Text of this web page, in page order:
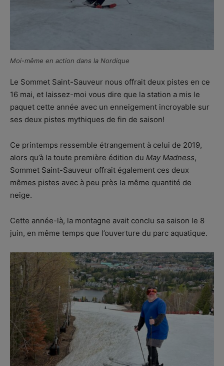
Moi-même en action dans la Nordique
Le Sommet Saint-Sauveur nous offrait deux pistes en ce
16 mai, et laissez-moi vous dire que la station a mis le
paquet cette année avec un enneigement incroyable sur
ses deux pistes mythiques de fin de saison!
Ce printemps ressemble étrangement à celui de 2019,
alors qu’à la toute première édition du May Madness,
Sommet Saint-Sauveur offrait également ces deux
mêmes pistes avec à peu près la même quantité de
neige.
Cette année-là, la montagne avait conclu sa saison le 8
juin, en même temps que l’ouverture du parc aquatique.